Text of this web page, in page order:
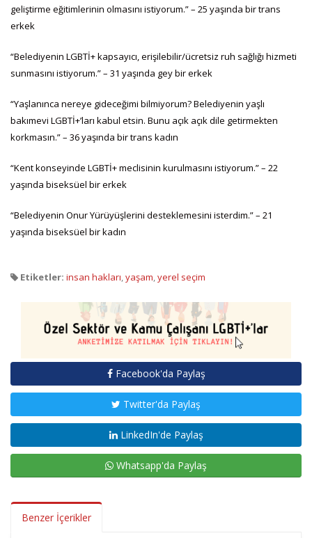
geliştirme eğitimlerinin olmasını istiyorum.” – 25 yaşında bir trans
erkek
“Belediyenin LGBTİ+ kapsayıcı, erişilebilir/ücretsiz ruh sağlığı hizmeti
sunmasını istiyorum.” – 31 yaşında gey bir erkek
“Yaşlanınca nereye gideceğimi bilmiyorum? Belediyenin yaşlı
bakımevi LGBTİ+’ları kabul etsin. Bunu açık açık dile getirmekten
korkmasın.” – 36 yaşında bir trans kadın
“Kent konseyinde LGBTİ+ meclisinin kurulmasını istiyorum.” – 22
yaşında biseksüel bir erkek
“Belediyenin Onur Yürüyüşlerini desteklemesini isterdim.” – 21
yaşında biseksüel bir kadın
Etiketler: insan hakları,yaşam,yerel seçim
Facebook'da Paylaş
Twitter'da Paylaş
LinkedIn'de Paylaş
Whatsapp'da Paylaş
Benzer İçerikler